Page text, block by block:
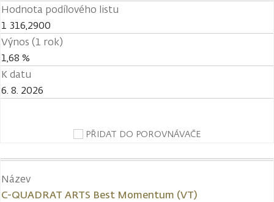
Hodnota podílového listu
1 316,2900
Výnos (1 rok)
1,68 %
K datu
6. 8. 2026
PŘIDAT DO POROVNÁVAČE
Název
C-QUADRAT ARTS Best Momentum (VT)